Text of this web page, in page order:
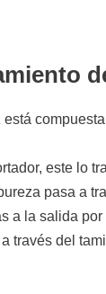
este lo
pasa a
a la salida
través del